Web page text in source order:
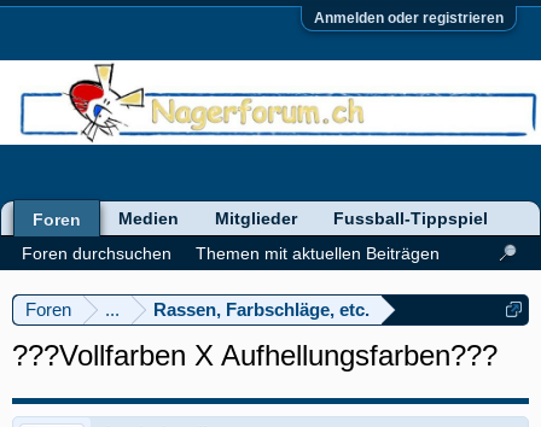
Anmelden oder registrieren
Foren ... Rassen, Farbschläge, etc.
???Vollfarben X Aufhellungsfarben???
Foren
Foren durchsuchen
Themen mit aktuellen Beiträgen
Medien Mitglieder Fussball-Tippspiel